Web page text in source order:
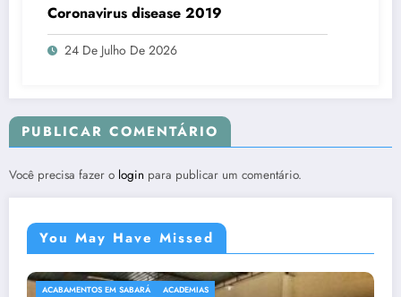
Coronavirus disease 2019
24 De Julho De 2026
PUBLICAR COMENTÁRIO
Você precisa fazer o login para publicar um comentário.
You May Have Missed
ACABAMENTOS EM SABARÁ ACADEMIAS